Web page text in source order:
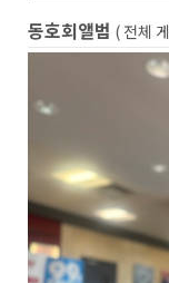
동호회앨범 ( 전체